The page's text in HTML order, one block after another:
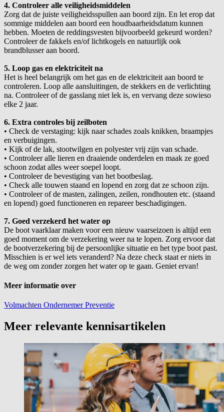
4. Controleer alle veiligheidsmiddelen
Zorg dat de juiste veiligheidsspullen aan boord zijn. En let erop dat
sommige middelen aan boord een houdbaarheidsdatum kunnen
hebben. Moeten de reddingsvesten bijvoorbeeld gekeurd worden?
Controleer de fakkels en/of lichtkogels en natuurlijk ook
brandblusser aan boord.
5. Loop gas en elektriciteit na
Het is heel belangrijk om het gas en de elektriciteit aan boord te
controleren. Loop alle aansluitingen, de stekkers en de verlichting
na. Controleer of de gasslang niet lek is, en vervang deze sowieso
elke 2 jaar.
6. Extra controles bij zeilboten
• Check de verstaging: kijk naar schades zoals knikken, braampjes
en verbuigingen.
• Kijk of de lak, stootwilgen en polyester vrij zijn van schade.
• Controleer alle lieren en draaiende onderdelen en maak ze goed
schoon zodat alles weer soepel loopt.
• Controleer de bevestiging van het bootbeslag.
• Check alle touwen staand en lopend en zorg dat ze schoon zijn.
• Controleer of de masten, zalingen, zeilen, rondhouten etc. (staand
en lopend) goed functioneren en repareer beschadigingen.
7. Goed verzekerd het water op
De boot vaarklaar maken voor een nieuw vaarseizoen is altijd een
goed moment om de verzekering weer na te lopen. Zorg ervoor dat
de bootverzekering bij de persoonlijke situatie en het type boot past.
Misschien is er wel iets veranderd? Na deze check staat er niets in
de weg om zonder zorgen het water op te gaan. Geniet ervan!
Meer informatie over
Volmachten OndernemerPreventie
Meer relevante kennisartikelen